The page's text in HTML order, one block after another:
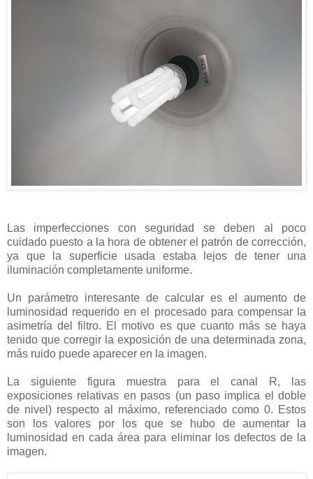
Las imperfecciones con seguridad se deben al poco
cuidado puesto a la hora de obtener el patrón de corrección,
ya que la superficie usada estaba lejos de tener una
iluminación completamente uniforme.
Un parámetro interesante de calcular es el aumento de
luminosidad requerido en el procesado para compensar la
asimetría del filtro. El motivo es que cuanto más se haya
tenido que corregir la exposición de una determinada zona,
más ruido puede aparecer en la imagen.
La siguiente figura muestra para el canal R, las
exposiciones relativas en pasos (un paso implica el doble
de nivel) respecto al máximo, referenciado como 0. Estos
son los valores por los que se hubo de aumentar la
luminosidad en cada área para eliminar los defectos de la
imagen.